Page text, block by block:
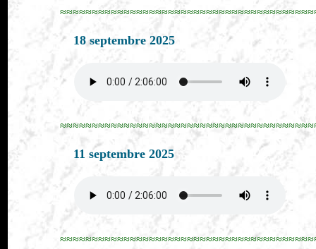
18 septembre 2025
11 septembre 2025